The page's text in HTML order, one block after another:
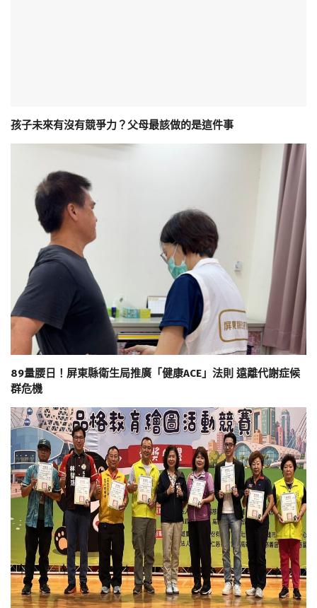
孩子未來有沒有競爭力？父母最該做的是這件事
89量腰日！屏東縣衛生局推廣「健康ACE」法則 遠離代謝症候
群危機